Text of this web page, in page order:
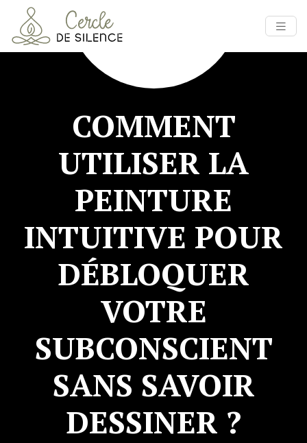
COMMENT
UTILISER LA
PEINTURE
INTUITIVE POUR
DÉBLOQUER
VOTRE
SUBCONSCIENT
SANS SAVOIR
DESSINER ?